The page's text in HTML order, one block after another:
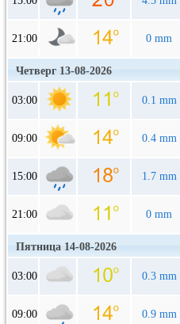
21:00 0 mm
Четверг 13-08-2026
03:00 0.1 mm
09:00 0.4 mm
15:00 1.7 mm
21:00 0 mm
Пятница 14-08-2026
03:00 0.3 mm
09:00 0.9 mm